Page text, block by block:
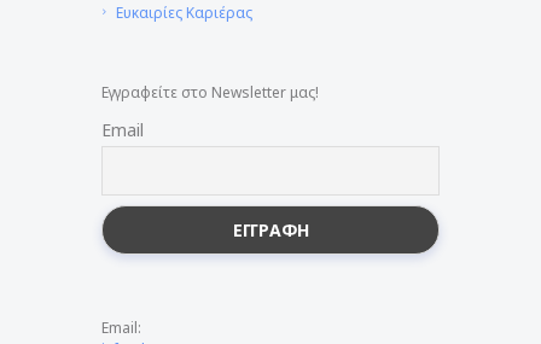
Ευκαιρίες Καριέρας
Εγγραφείτε στο Newsletter μας!
Email
Email: